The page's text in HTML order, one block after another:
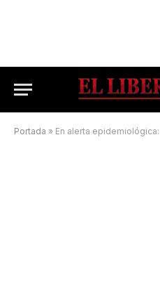
Portada » En alerta epidemiológica: